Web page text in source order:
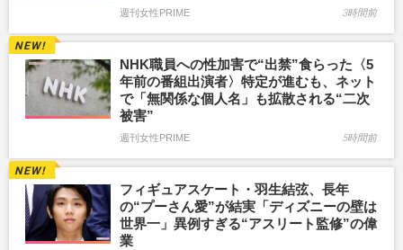
週刊女性PRIME 3時間前
NHK職員への性加害で“出禁”食らった〈5
年前の番組出演者〉特定が進むも、ネット
で「無関係な個人名」も拡散される“二次
被害”
週刊女性PRIME 5時間前
フィギュアスケート・羽生結弦、長年
の“プーさん愛”が結実「ディズニーの壁は
世界一」異例すぎる“アスリート監修”の偉
業